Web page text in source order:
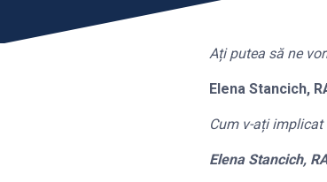
Ați putea să ne
Elena Stancich,
Cum v-ați implicat
Elena Stancich,